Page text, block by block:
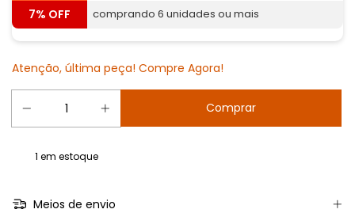
7% OFF comprando 6 unidades ou mais
Atenção, última peça! Compre Agora!
1 em estoque
Meios de envio